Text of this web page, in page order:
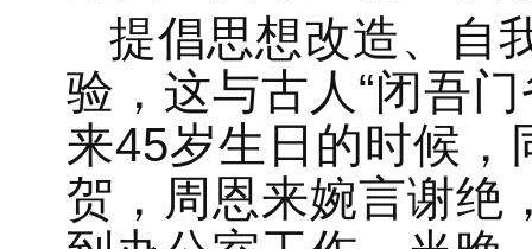
提倡思想改造、自
验，这与古人“闭吾
来45岁生日的时候，
贺，周恩来婉言谢绝